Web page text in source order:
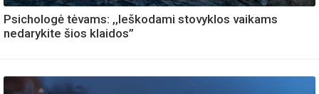
Psichologė tėvams: ,,Ieškodami stovyklos vaikams
nedarykite šios klaidos”